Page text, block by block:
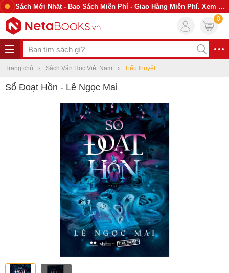
Sách Mới Nhất - Bao Sách Miễn Phí - Giao Hàng Miễn Phí. Xem Ngay
0
Trang chủ Sách Văn Học Việt Nam Tiểu thuyết
Sổ Đoạt Hồn - Lê Ngọc Mai